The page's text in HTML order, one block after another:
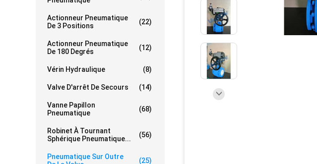
Actionneur Pneumatique
De 3 Positions
(22)
Actionneur Pneumatique
De 180 Degrés
(12)
Vérin Hydraulique (8)
Valve D'arrêt De Secours (14)
Vanne Papillon
Pneumatique
(68)
Robinet À Tournant
Sphérique Pneumatique...
(56)
Pneumatique Sur Outre
(25)